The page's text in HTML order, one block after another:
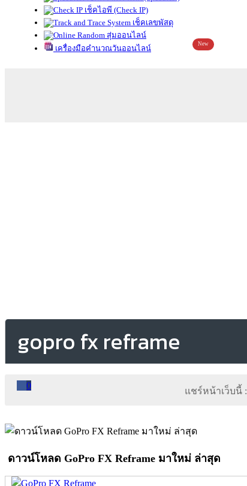
เช็คไอพี (Check IP)
เช็คเลขพัสดุ
สุ่มออนไลน์
เครื่องมือคำนวณวันออนไลน์
New
gopro fx reframe
0
แชร์หน้าเว็บนี้ :
ดาวน์โหลด GoPro FX Reframe มาใหม่ ล่าสุด